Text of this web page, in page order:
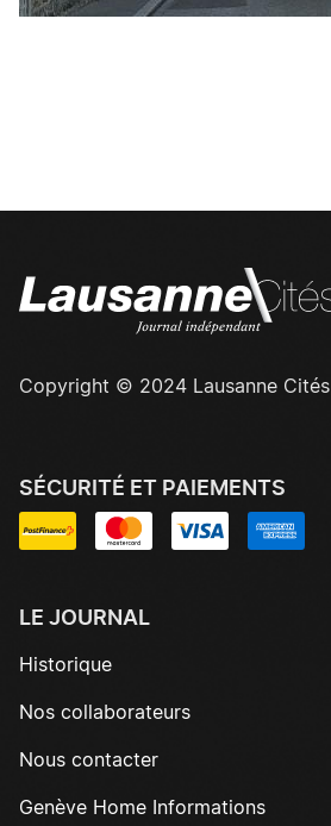
Copyright © 2024 Lausanne Cités
SÉCURITÉ ET PAIEMENTS
LE JOURNAL
Historique
Nos collaborateurs
Nous contacter
Genève Home Informations